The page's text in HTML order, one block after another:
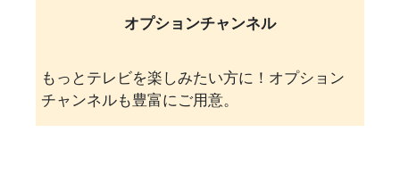
オプションチャンネル
もっとテレビを楽しみたい方に！オプション
チャンネルも豊富にご用意。